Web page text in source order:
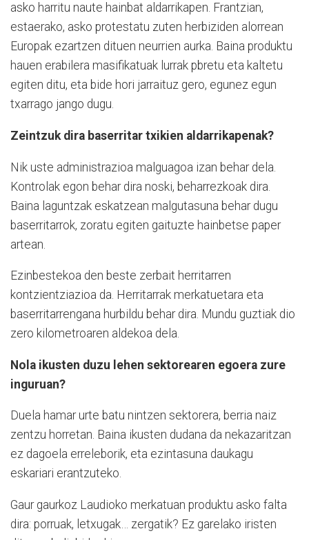
asko harritu naute hainbat aldarrikapen. Frantzian,
estaerako, asko protestatu zuten herbiziden alorrean
Europak ezartzen dituen neurrien aurka. Baina produktu
hauen erabilera masifikatuak lurrak pbretu eta kaltetu
egiten ditu, eta bide hori jarraituz gero, egunez egun
txarrago jango dugu.
Zeintzuk dira baserritar txikien aldarrikapenak?
Nik uste administrazioa malguagoa izan behar dela.
Kontrolak egon behar dira noski, beharrezkoak dira.
Baina laguntzak eskatzean malgutasuna behar dugu
baserritarrok, zoratu egiten gaituzte hainbetse paper
artean.
Ezinbestekoa den beste zerbait herritarren
kontzientziazioa da. Herritarrak merkatuetara eta
baserritarrengana hurbildu behar dira. Mundu guztiak dio
zero kilometroaren aldekoa dela.
Nola ikusten duzu lehen sektorearen egoera zure
inguruan?
Duela hamar urte batu nintzen sektorera, berria naiz
zentzu horretan. Baina ikusten dudana da nekazaritzan
ez dagoela erreleborik, eta ezintasuna daukagu
eskariari erantzuteko.
Gaur gaurkoz Laudioko merkatuan produktu asko falta
dira: porruak, letxugak… zergatik? Ez garelako iristen